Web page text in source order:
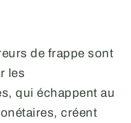
de frappe sont
les
qui échappent au
créent